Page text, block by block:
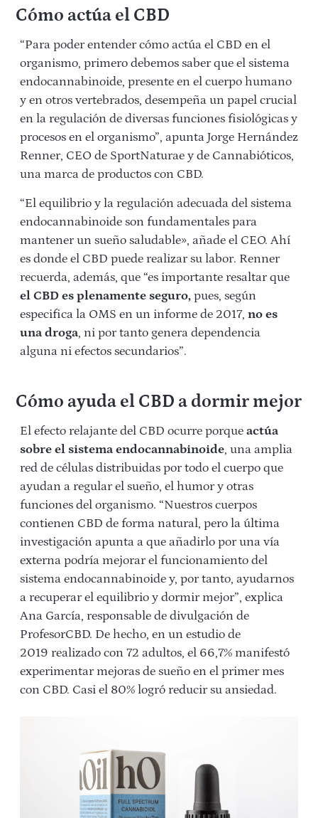
Cómo actúa el CBD
“Para poder entender cómo actúa el CBD en el
organismo, primero debemos saber que el sistema
endocannabinoide, presente en el cuerpo humano
y en otros vertebrados, desempeña un papel crucial
en la regulación de diversas funciones fisiológicas y
procesos en el organismo”, apunta Jorge Hernández
Renner, CEO de SportNaturae y de Cannabióticos,
una marca de productos con CBD.
“El equilibrio y la regulación adecuada del sistema
endocannabinoide son fundamentales para
mantener un sueño saludable», añade el CEO. Ahí
es donde el CBD puede realizar su labor. Renner
recuerda, además, que “es importante resaltar que
el CBD es plenamente seguro, pues, según
especifica la OMS en un informe de 2017, no es
una droga, ni por tanto genera dependencia
alguna ni efectos secundarios”.
Cómo ayuda el CBD a dormir mejor
El efecto relajante del CBD ocurre porque actúa
sobre el sistema endocannabinoide, una amplia
red de células distribuidas por todo el cuerpo que
ayudan a regular el sueño, el humor y otras
funciones del organismo. “Nuestros cuerpos
contienen CBD de forma natural, pero la última
investigación apunta a que añadirlo por una vía
externa podría mejorar el funcionamiento del
sistema endocannabinoide y, por tanto, ayudarnos
a recuperar el equilibrio y dormir mejor”, explica
Ana García, responsable de divulgación de
ProfesorCBD. De hecho, en un estudio de
2019 realizado con 72 adultos, el 66,7% manifestó
experimentar mejoras de sueño en el primer mes
con CBD. Casi el 80% logró reducir su ansiedad.